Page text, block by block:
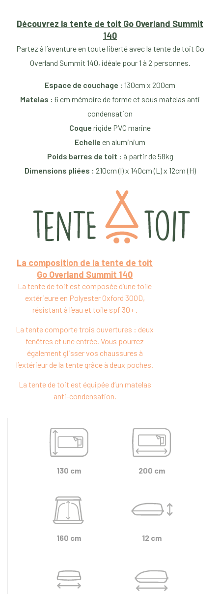
Découvrez la tente de toit Go Overland Summit
140
Partez à l’aventure en toute liberté avec la tente de toit Go
Overland Summit 140, idéale pour 1 à 2 personnes.
Espace de couchage : 130cm x 200cm
Matelas : 6 cm mémoire de forme et sous matelas anti
condensation
Coque rigide PVC marine
Echelle en aluminium
Poids barres de toit : à partir de 58kg
Dimensions pliées : 210cm (l) x 140cm (L) x 12cm (H)
La composition de la tente de toit
Go Overland Summit 140
La tente de toit est composée d’une toile
extérieure en Polyester Oxford 300D,
résistant à l’eau et toile spf 30+ .
La tente comporte trois ouvertures : deux
fenêtres et une entrée. Vous pourrez
également glisser vos chaussures à
l’extérieur de la tente grâce à deux poches.
La tente de toit est équipée d’un matelas
anti-condensation.
130 cm
160 cm
200 cm
12 cm